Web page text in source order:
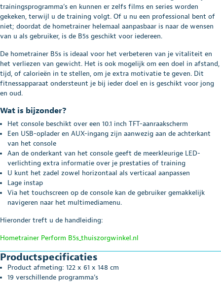
trainingsprogramma’s en kunnen er zelfs films en series worden
gekeken, terwijl u de training volgt. Of u nu een professional bent of
niet; doordat de hometrainer helemaal aanpasbaar is naar de wensen
van u als gebruiker, is de B5s geschikt voor iedereen.
De hometrainer B5s is ideaal voor het verbeteren van je vitaliteit en
het verliezen van gewicht. Het is ook mogelijk om een doel in afstand,
tijd, of calorieën in te stellen, om je extra motivatie te geven. Dit
fitnessapparaat ondersteunt je bij ieder doel en is geschikt voor jong
en oud.
Wat is bijzonder?
Het console beschikt over een 10.1 inch TFT-aanraakscherm
Een USB-oplader en AUX-ingang zijn aanwezig aan de achterkant
van het console
Aan de onderkant van het console geeft de meerkleurige LED-
verlichting extra informatie over je prestaties of training
U kunt het zadel zowel horizontaal als verticaal aanpassen
Lage instap
Via het touchscreen op de console kan de gebruiker gemakkelijk
navigeren naar het multimediamenu.
Hieronder treft u de handleiding:
Hometrainer Perform B5s_thuiszorgwinkel.nl
Productspecificaties
Product afmeting: 122 x 61 x 148 cm
19 verschillende programma’s